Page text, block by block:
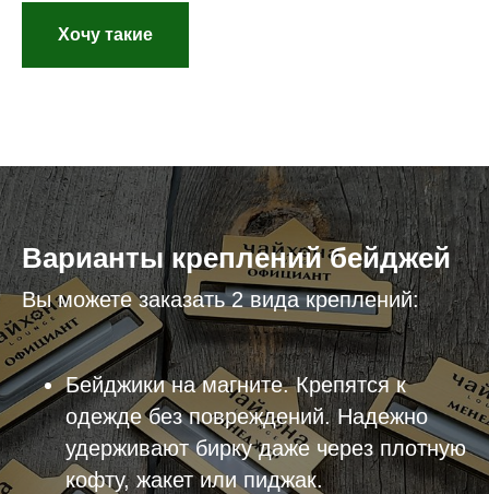
Хочу такие
Варианты креплений бейджей
Вы можете заказать 2 вида креплений:
Бейджики на магните. Крепятся к
одежде без повреждений. Надежно
удерживают бирку даже через плотную
кофту, жакет или пиджак.